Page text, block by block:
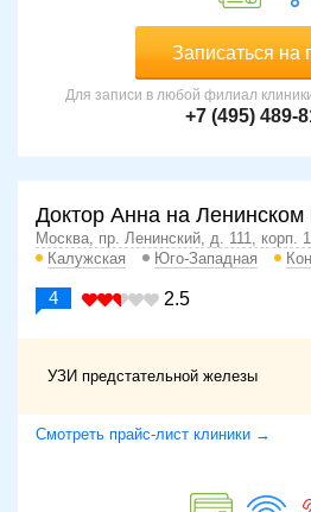
Записаться на
Для записи в любой филиал
+7 (495) 489-
Доктор Анна на Ленинском
Москва, пр. Ленинский, д. 111, корп. 1
Калужская
Юго-Западная
4 2.5
УЗИ предстательной железы
Смотреть прайс-лист клиники →